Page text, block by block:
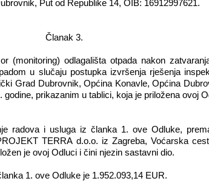
, Put od Republike 14, OIB: 16912997621.
Članak 3.
(monitoring) odlagališta otpada nakon
u slučaju postupka izvršenja rješenja
Grad Dubrovnik, Općina Konavle, Općina
prikazanim u tablici, koja je priložena ovoj
radova i usluga iz članka 1. ove Odluke,
TERRA d.o.o. iz Zagreba, Voćarska
je ovoj Odluci i čini njezin sastavni dio.
1. ove Odluke je 1.952.093,14 EUR.